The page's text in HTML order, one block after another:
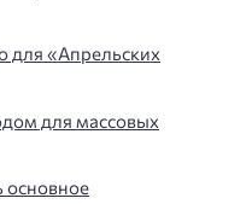
для «Апрельских
для массовых
основное